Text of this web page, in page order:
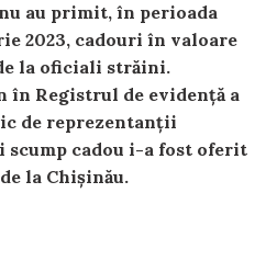
au primit, în perioada
2023, cadouri în valoare
la oficiali străini.
în Registrul de evidență a
de reprezentanții
cadou i-a fost oferit
la Chișinău.